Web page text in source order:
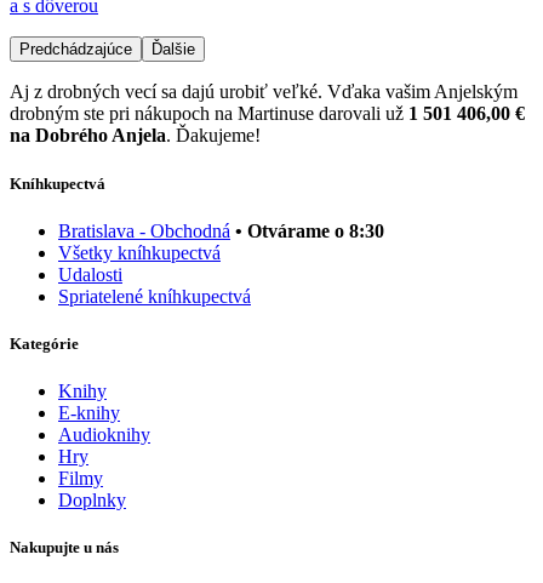
a s dôverou
Predchádzajúce Ďalšie
Aj z drobných vecí sa dajú urobiť veľké. Vďaka vašim Anjelským
drobným ste pri nákupoch na Martinuse darovali už 1 501 406,00 €
na Dobrého Anjela. Ďakujeme!
Kníhkupectvá
Bratislava - Obchodná • Otvárame o 8:30
Všetky kníhkupectvá
Udalosti
Spriatelené kníhkupectvá
Kategórie
Knihy
E-knihy
Audioknihy
Hry
Filmy
Doplnky
Nakupujte u nás